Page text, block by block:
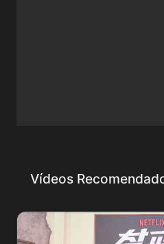
Vídeos